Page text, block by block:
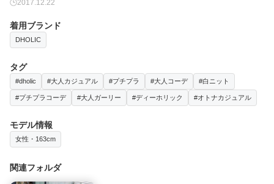
2017.12.22
着用ブランド
DHOLIC
タグ
#dholic #大人カジュアル #プチプラ #大人コーデ #白ニット
#プチプラコーデ #大人ガーリー #ディーホリック #オトナカジュアル
モデル情報
女性・163cm
関連フォルダ